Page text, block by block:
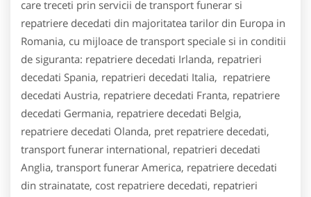
care treceti prin servicii de transport funerar si
repatriere decedati din majoritatea tarilor din Europa in
Romania, cu mijloace de transport speciale si in conditii
de siguranta: repatriere decedati Irlanda, repatrieri
decedati Spania, repatrieri decedati Italia, repatriere
decedati Austria, repatriere decedati Franta, repatriere
decedati Germania, repatriere decedati Belgia,
repatriere decedati Olanda, pret repatriere decedati,
transport funerar international, repatrieri decedati
Anglia, transport funerar America, repatriere decedati
din strainatate, cost repatriere decedati, repatrieri